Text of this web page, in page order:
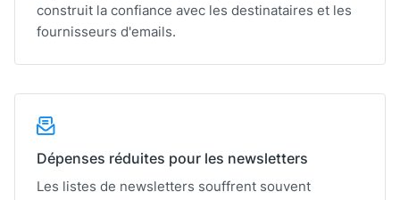
construit la confiance avec les destinataires et les
fournisseurs d'emails.
Dépenses réduites pour les newsletters
Les listes de newsletters souffrent souvent